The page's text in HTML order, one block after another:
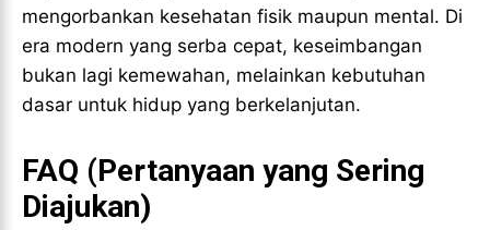
mengorbankan kesehatan fisik maupun mental. Di
era modern yang serba cepat, keseimbangan
bukan lagi kemewahan, melainkan kebutuhan
dasar untuk hidup yang berkelanjutan.
FAQ (Pertanyaan yang Sering
Diajukan)